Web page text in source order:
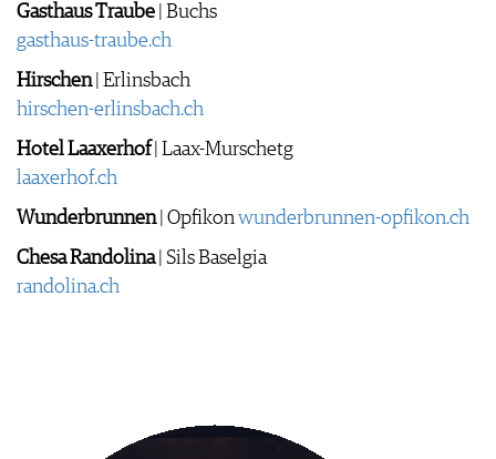
Gasthaus Traube | Buchs
gasthaus-traube.ch
Hirschen| Erlinsbach
hirschen-erlinsbach.ch
Hotel Laaxerhof | Laax-Murschetg
laaxerhof.ch
Wunderbrunnen| Opfikonwunderbrunnen-opfikon.ch
Chesa Randolina| Sils Baselgia
randolina.ch